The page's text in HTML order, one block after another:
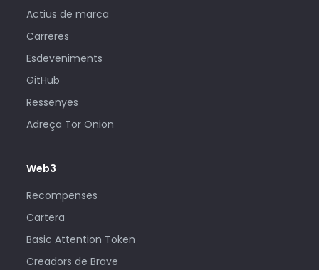
Actius de marca
Carreres
Esdeveniments
GitHub
Ressenyes
Adreça Tor Onion
Web3
Recompenses
Cartera
Basic Attention Token
Creadors de Brave